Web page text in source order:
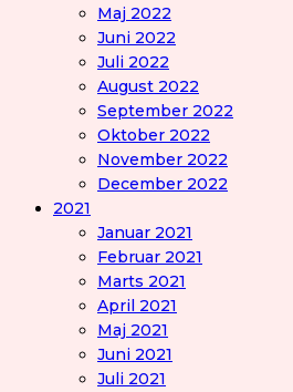
Maj 2022
Juni 2022
Juli 2022
August 2022
September 2022
Oktober 2022
November 2022
December 2022
2021
Januar 2021
Februar 2021
Marts 2021
April 2021
Maj 2021
Juni 2021
Juli 2021